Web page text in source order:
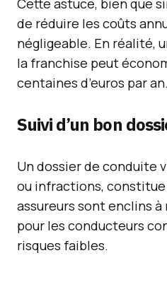
Cette astuce, bien que
de réduire les coûts
négligeable. En réalité,
la franchise peut
centaines d’euros par an.
Suivi d’un bon
Un dossier de conduite
ou infractions,
assureurs sont enclins
pour les conducteurs
risques faibles.